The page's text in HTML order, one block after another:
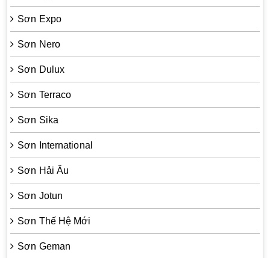
Sơn Expo
Sơn Nero
Sơn Dulux
Sơn Terraco
Sơn Sika
Sơn International
Sơn Hải Âu
Sơn Jotun
Sơn Thế Hệ Mới
Sơn Geman